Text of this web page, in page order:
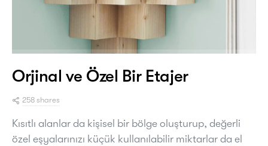
Orjinal ve Özel Bir Etajer
258 shares
Kısıtlı alanlar da kişisel bir bölge oluşturup, değerli
özel eşyalarınızı küçük kullanılabilir miktarlar da el